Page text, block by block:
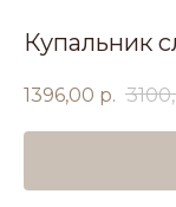
Купальник
1396,00 р.